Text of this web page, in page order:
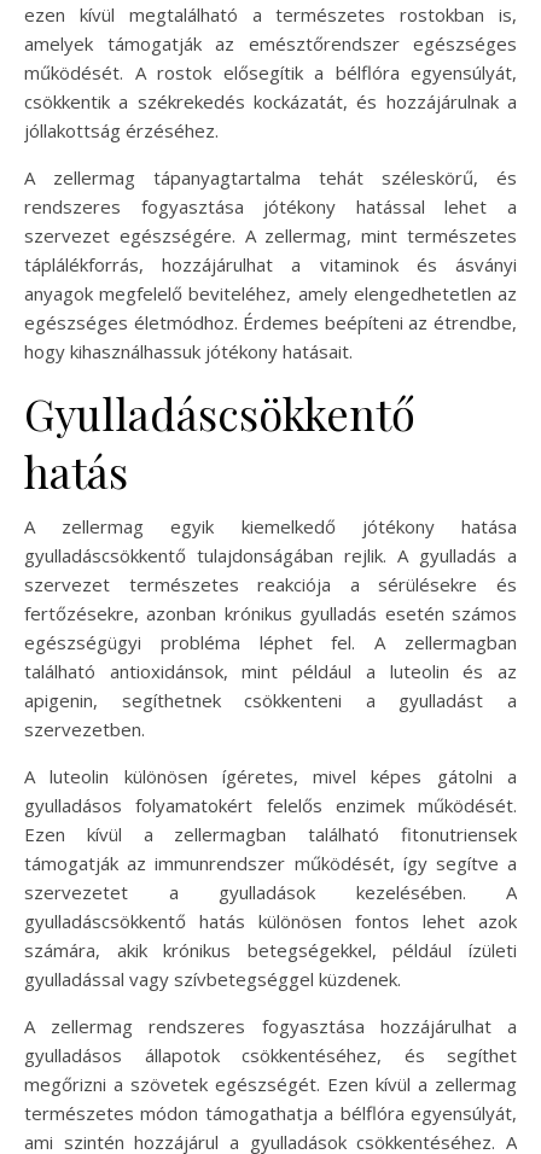
ezen kívül megtalálható a természetes rostokban is,
amelyek támogatják az emésztőrendszer egészséges
működését. A rostok elősegítik a bélflóra egyensúlyát,
csökkentik a székrekedés kockázatát, és hozzájárulnak a
jóllakottság érzéséhez.
A zellermag tápanyagtartalma tehát széleskörű, és
rendszeres fogyasztása jótékony hatással lehet a
szervezet egészségére. A zellermag, mint természetes
táplálékforrás, hozzájárulhat a vitaminok és ásványi
anyagok megfelelő beviteléhez, amely elengedhetetlen az
egészséges életmódhoz. Érdemes beépíteni az étrendbe,
hogy kihasználhassuk jótékony hatásait.
Gyulladáscsökkentő
hatás
A zellermag egyik kiemelkedő jótékony hatása
gyulladáscsökkentő tulajdonságában rejlik. A gyulladás a
szervezet természetes reakciója a sérülésekre és
fertőzésekre, azonban krónikus gyulladás esetén számos
egészségügyi probléma léphet fel. A zellermagban
található antioxidánsok, mint például a luteolin és az
apigenin, segíthetnek csökkenteni a gyulladást a
szervezetben.
A luteolin különösen ígéretes, mivel képes gátolni a
gyulladásos folyamatokért felelős enzimek működését.
Ezen kívül a zellermagban található fitonutriensek
támogatják az immunrendszer működését, így segítve a
szervezetet a gyulladások kezelésében. A
gyulladáscsökkentő hatás különösen fontos lehet azok
számára, akik krónikus betegségekkel, például ízületi
gyulladással vagy szívbetegséggel küzdenek.
A zellermag rendszeres fogyasztása hozzájárulhat a
gyulladásos állapotok csökkentéséhez, és segíthet
megőrizni a szövetek egészségét. Ezen kívül a zellermag
természetes módon támogathatja a bélflóra egyensúlyát,
ami szintén hozzájárul a gyulladások csökkentéséhez. A